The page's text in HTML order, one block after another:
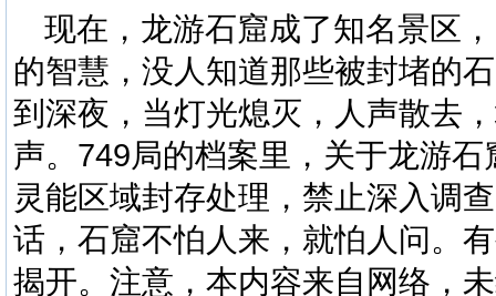
现在，龙游石窟成了知名景区
的智慧，没人知道那些被封堵的
到深夜，当灯光熄灭，人声散去
声。 749局的档案里，关于龙游
灵能区域封存处理，禁止深入调
话，石窟不怕人来，就怕人问。
揭开。注意，本内容来自网络，